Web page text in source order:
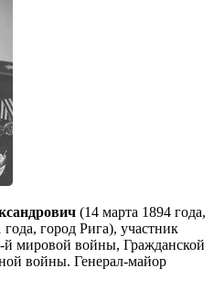
(14 марта 1894 года,
город Рига), участник
мировой войны, Гражданской
войны. Генерал-майор